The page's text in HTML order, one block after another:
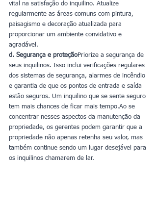
vital na satisfação do inquilino. Atualize
regularmente as áreas comuns com pintura,
paisagismo e decoração atualizada para
proporcionar um ambiente convidativo e
agradável.
d. Segurança e proteçãoPriorize a segurança de
seus inquilinos. Isso inclui verificações regulares
dos sistemas de segurança, alarmes de incêndio
e garantia de que os pontos de entrada e saída
estão seguros. Um inquilino que se sente seguro
tem mais chances de ficar mais tempo.Ao se
concentrar nesses aspectos da manutenção da
propriedade, os gerentes podem garantir que a
propriedade não apenas retenha seu valor, mas
também continue sendo um lugar desejável para
os inquilinos chamarem de lar.